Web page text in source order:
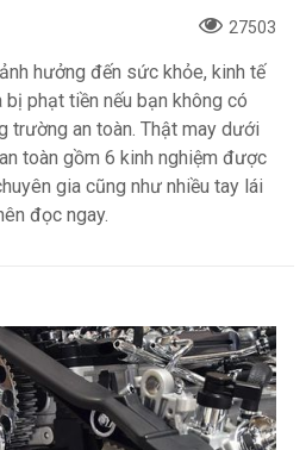
27503
hưởng đến sức khỏe, kinh tế
phạt tiền nếu bạn không có
trường an toàn. Thật may dưới
toàn gồm 6 kinh nghiệm được
gia cũng như nhiều tay lái
đọc ngay.